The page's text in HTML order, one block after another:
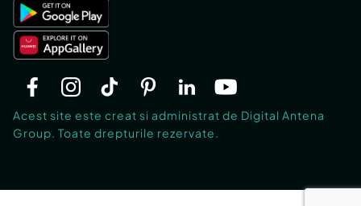
Acest site este creat si administrat de Digital Antena
Group. Toate drepturile rezervate.